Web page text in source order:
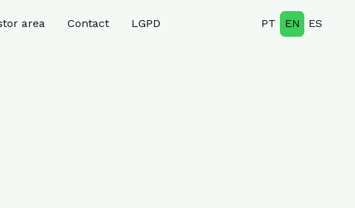
area Contact LGPD PT EN ES